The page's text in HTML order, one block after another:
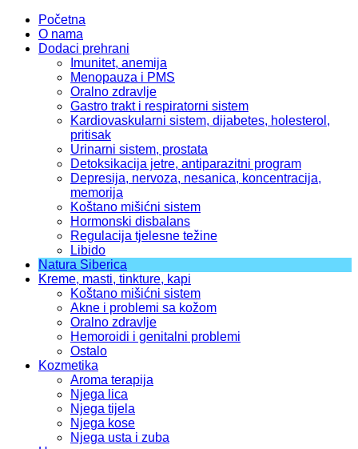
Početna
O nama
Dodaci prehrani
Imunitet, anemija
Menopauza i PMS
Oralno zdravlje
Gastro trakt i respiratorni sistem
Kardiovaskularni sistem, dijabetes, holesterol,
pritisak
Urinarni sistem, prostata
Detoksikacija jetre, antiparazitni program
Depresija, nervoza, nesanica, koncentracija,
memorija
Koštano mišićni sistem
Hormonski disbalans
Regulacija tjelesne težine
Libido
Natura Siberica
Kreme, masti, tinkture, kapi
Koštano mišićni sistem
Akne i problemi sa kožom
Oralno zdravlje
Hemoroidi i genitalni problemi
Ostalo
Kozmetika
Aroma terapija
Njega lica
Njega tijela
Njega kose
Njega usta i zuba